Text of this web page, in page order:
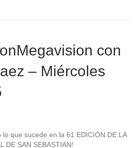
con
– Miércoles
lo que sucede en la 61 EDICIÓN DE LA
DE SAN SEBASTIAN!